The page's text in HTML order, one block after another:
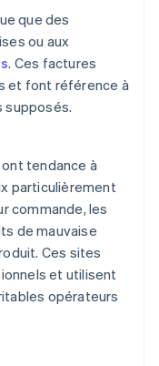
que des
ou aux
. Ces factures
et font référence à
supposés.
tendance à
particulièrement
commande, les
de mauvaise
Ces sites
et utilisent
opérateurs